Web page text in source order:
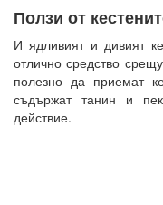
Ползи от
И ядливият и дивият
отлично средство
полезно да приемат
съдържат танин и
действие.